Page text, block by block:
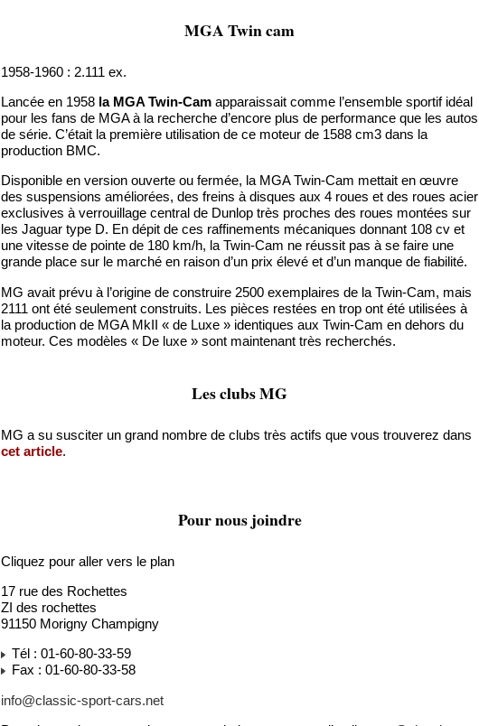
MGA Twin cam
1958-1960 : 2.111 ex.
Lancée en 1958 la MGA Twin-Cam apparaissait comme l’ensemble sportif idéal
pour les fans de MGA à la recherche d’encore plus de performance que les autos
de série. C’était la première utilisation de ce moteur de 1588 cm3 dans la
production BMC.
Disponible en version ouverte ou fermée, la MGA Twin-Cam mettait en œuvre
des suspensions améliorées, des freins à disques aux 4 roues et des roues acier
exclusives à verrouillage central de Dunlop très proches des roues montées sur
les Jaguar type D. En dépit de ces raffinements mécaniques donnant 108 cv et
une vitesse de pointe de 180 km/h, la Twin-Cam ne réussit pas à se faire une
grande place sur le marché en raison d’un prix élevé et d’un manque de fiabilité.
MG avait prévu à l’origine de construire 2500 exemplaires de la Twin-Cam, mais
2111 ont été seulement construits. Les pièces restées en trop ont été utilisées à
la production de MGA MkII « de Luxe » identiques aux Twin-Cam en dehors du
moteur. Ces modèles « De luxe » sont maintenant très recherchés.
Les clubs MG
MG a su susciter un grand nombre de clubs très actifs que vous trouverez dans
cet article.
Pour nous joindre
Cliquez pour aller vers le plan
17 rue des Rochettes
ZI des rochettes
91150 Morigny Champigny
Tél : 01-60-80-33-59
Fax : 01-60-80-33-58
info@classic-sport-cars.net